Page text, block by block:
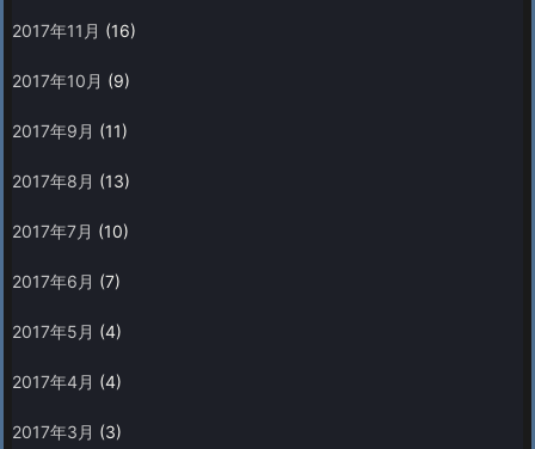
2017年11月 (16)
2017年10月 (9)
2017年9月 (11)
2017年8月 (13)
2017年7月 (10)
2017年6月 (7)
2017年5月 (4)
2017年4月 (4)
2017年3月 (3)